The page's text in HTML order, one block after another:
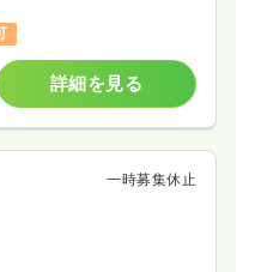
詳細を見る
一時募集休止